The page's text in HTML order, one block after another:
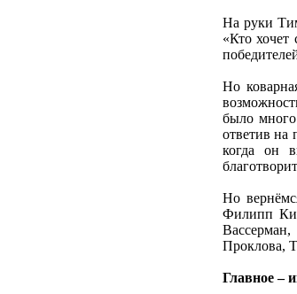
На руки
«Кто хочет
Но
было
ответив на
когда он
Но
Филипп
Проклова,
Главное –